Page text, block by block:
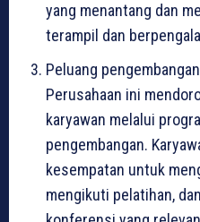
yang menantang dan
terampil dan
Peluang
Perusahaan ini
karyawan melalui
pengembangan.
kesempatan untuk
mengikuti pelatihan,